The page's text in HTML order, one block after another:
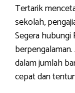
Tertarik
sekolah,
Segera
dalam jumlah
cepat dan